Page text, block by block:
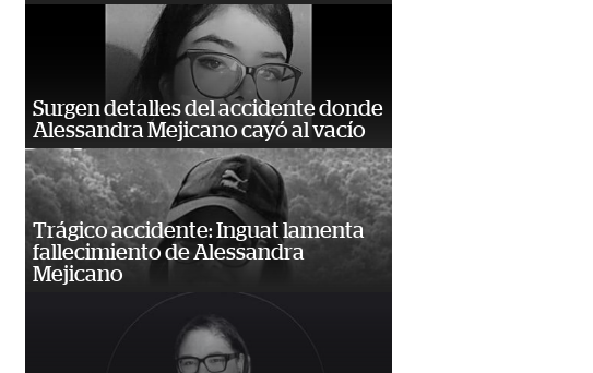
Surgen detalles del accidente donde
Alessandra Mejicano cayó al vacío
Trágico accidente: Inguat lamenta
fallecimiento de Alessandra
Mejicano